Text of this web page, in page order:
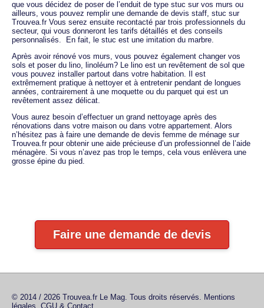
que vous décidez de poser de l’enduit de type stuc sur vos murs ou
ailleurs, vous pouvez remplir une demande de devis staff, stuc sur
Trouvea.fr Vous serez ensuite recontacté par trois professionnels du
secteur, qui vous donneront les tarifs détaillés et des conseils
personnalisés. En fait, le stuc est une imitation du marbre.
Après avoir rénové vos murs, vous pouvez également changer vos
sols et poser du lino, linoléum? Le lino est un revêtement de sol que
vous pouvez installer partout dans votre habitation. Il est
extrêmement pratique à nettoyer et à entretenir pendant de longues
années, contrairement à une moquette ou du parquet qui est un
revêtement assez délicat.
Vous aurez besoin d’effectuer un grand nettoyage après des
rénovations dans votre maison ou dans votre appartement. Alors
n’hésitez pas à faire une demande de devis femme de ménage sur
Trouvea.fr pour obtenir une aide précieuse d’un professionnel de l’aide
ménagère. Si vous n’avez pas trop le temps, cela vous enlèvera une
grosse épine du pied.
Faire une demande de devis
© 2014 / 2026 Trouvea.fr Le Mag. Tous droits réservés. Mentions
légales, CGU & Contact